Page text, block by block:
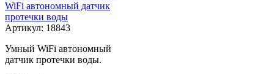
WiFi автономный датчик
протечки воды
Артикул: 18843
Умный WiFi автономный
датчик протечки воды.